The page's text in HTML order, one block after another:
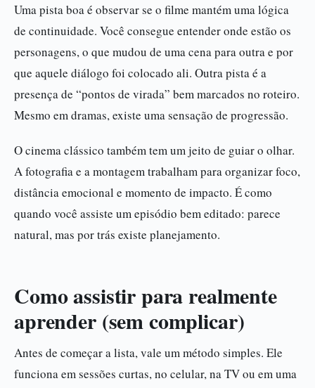
Uma pista boa é observar se o filme mantém uma lógica
de continuidade. Você consegue entender onde estão os
personagens, o que mudou de uma cena para outra e por
que aquele diálogo foi colocado ali. Outra pista é a
presença de “pontos de virada” bem marcados no roteiro.
Mesmo em dramas, existe uma sensação de progressão.
O cinema clássico também tem um jeito de guiar o olhar.
A fotografia e a montagem trabalham para organizar foco,
distância emocional e momento de impacto. É como
quando você assiste um episódio bem editado: parece
natural, mas por trás existe planejamento.
Como assistir para realmente
aprender (sem complicar)
Antes de começar a lista, vale um método simples. Ele
funciona em sessões curtas, no celular, na TV ou em uma